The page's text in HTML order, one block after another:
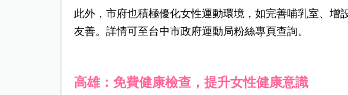
此外，市府也積極優化女性運動環境，如完善哺乳室、增
友善。詳情可至台中市政府運動局粉絲專頁查詢。
高雄：免費健康檢查，提升女性健康意識